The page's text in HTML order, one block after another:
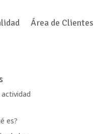
Área de Clientes
es?